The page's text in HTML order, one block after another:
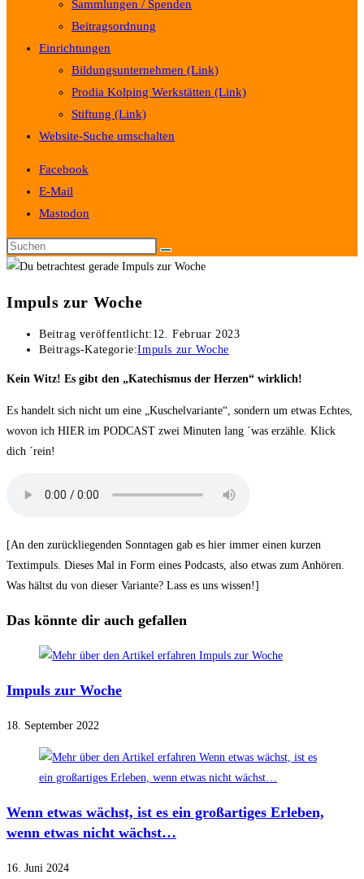
Sammlungen / Spenden
Beitragsordnung
Einrichtungen
Bildungsunternehmen (Link)
Prodia Kolping Werkstätten (Link)
Stiftung (Link)
Website-Suche umschalten
Facebook
E-Mail
Mastodon
Impuls zur Woche
Beitrag veröffentlicht: 12. Februar 2023
Beitrags-Kategorie:Impuls zur Woche
Kein Witz! Es gibt den „Katechismus der Herzen“ wirklich!
Es handelt sich nicht um eine „Kuschelvariante“, sondern um etwas Echtes,
wovon ich HIER im PODCAST zwei Minuten lang ´was erzähle. Klick
dich ´rein!
[An den zurückliegenden Sonntagen gab es hier immer einen kurzen
Textimpuls. Dieses Mal in Form eines Podcasts, also etwas zum Anhören.
Was hältst du von dieser Variante? Lass es uns wissen!]
Das könnte dir auch gefallen
Impuls zur Woche
18. September 2022
Wenn etwas wächst, ist es ein großartiges Erleben,
wenn etwas nicht wächst…
16. Juni 2024